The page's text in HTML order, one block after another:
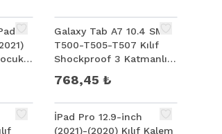
Galaxy Tab A7 10.4 SM-
T500-T505-T507 Kılıf
Shockproof 3 Katmanlı
Yerli
768,45 ₺
İPad Pro 12.9-inch
(2021)-(2020) Kılıf Kalem